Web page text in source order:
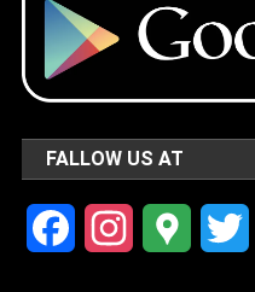
FALLOW US AT
FacebookInstagramGoogle